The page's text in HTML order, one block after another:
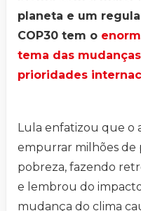
planeta e um
COP30 tem o
tema das
prioridades
Lula enfatizou que o
empurrar milhões de
pobreza, fazendo
e lembrou do
mudança do clima